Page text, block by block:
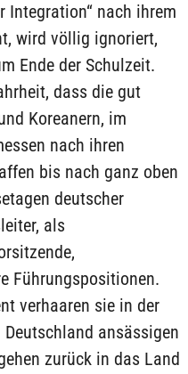
Integration“ nach ihrem
wird völlig ignoriert,
Ende der Schulzeit.
dass die gut
Koreanern, im
nach ihren
bis nach ganz oben
deutscher
als
Führungspositionen.
verhaaren sie in der
ansässigen
zurück in das Land